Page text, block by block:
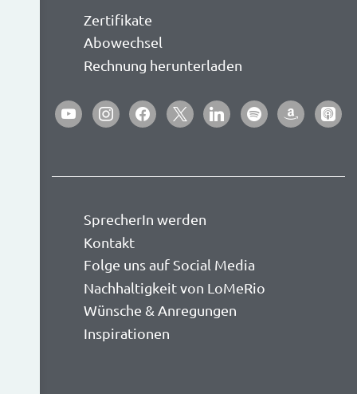
Zertifikate
Abowechsel
Rechnung herunterladen
youtubeinstagramfacebook
x linkedinspotifyamazonapple-
SprecherIn werden
Kontakt
Folge uns auf Social Media
Nachhaltigkeit von LoMeRio
Wünsche & Anregungen
Inspirationen